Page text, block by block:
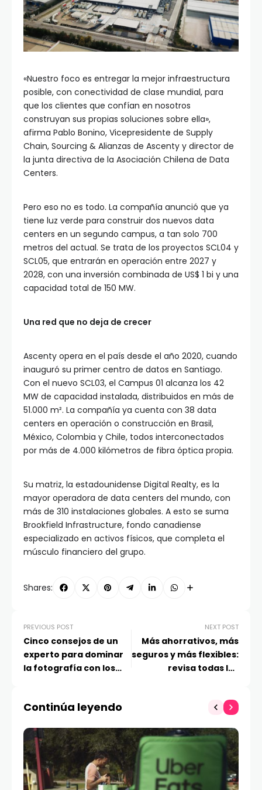
«Nuestro foco es entregar la mejor infraestructura
posible, con conectividad de clase mundial, para
que los clientes que confían en nosotros
construyan sus propias soluciones sobre ella»,
afirma Pablo Bonino, Vicepresidente de Supply
Chain, Sourcing & Alianzas de Ascenty y director de
la junta directiva de la Asociación Chilena de Data
Centers.
Pero eso no es todo. La compañía anunció que ya
tiene luz verde para construir dos nuevos data
centers en un segundo campus, a tan solo 700
metros del actual. Se trata de los proyectos SCL04 y
SCL05, que entrarán en operación entre 2027 y
2028, con una inversión combinada de US$ 1 bi y una
capacidad total de 150 MW.
Una red que no deja de crecer
Ascenty opera en el país desde el año 2020, cuando
inauguró su primer centro de datos en Santiago.
Con el nuevo SCL03, el Campus 01 alcanza los 42
MW de capacidad instalada, distribuidos en más de
51.000 m². La compañía ya cuenta con 38 data
centers en operación o construcción en Brasil,
México, Colombia y Chile, todos interconectados
por más de 4.000 kilómetros de fibra óptica propia.
Su matriz, la estadounidense Digital Realty, es la
mayor operadora de data centers del mundo, con
más de 310 instalaciones globales. A esto se suma
Brookfield Infrastructure, fondo canadiense
especializado en activos físicos, que completa el
músculo financiero del grupo.
Shares:
PREVIOUS POST
Cinco consejos de un
experto para dominar
la fotografía con los
Pro
NEXT POST
Más ahorrativos, más
seguros y más flexibles:
revisa todas las
forzado de Midea
Continúa leyendo